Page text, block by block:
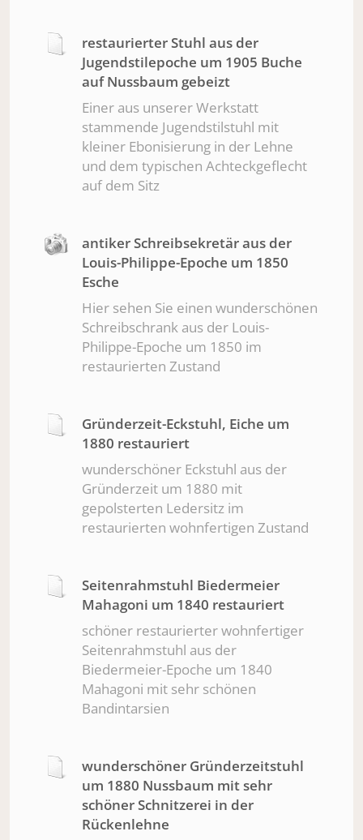
restaurierter Stuhl aus der
Jugendstilepoche um 1905 Buche
auf Nussbaum gebeizt
Einer aus unserer Werkstatt
stammende Jugendstilstuhl mit
kleiner Ebonisierung in der Lehne
und dem typischen Achteckgeflecht
auf dem Sitz
antiker Schreibsekretär aus der
Louis-Philippe-Epoche um 1850
Esche
Hier sehen Sie einen wunderschönen
Schreibschrank aus der Louis-
Philippe-Epoche um 1850 im
restaurierten Zustand
Gründerzeit-Eckstuhl, Eiche um
1880 restauriert
wunderschöner Eckstuhl aus der
Gründerzeit um 1880 mit
gepolsterten Ledersitz im
restaurierten wohnfertigen Zustand
Seitenrahmstuhl Biedermeier
Mahagoni um 1840 restauriert
schöner restaurierter wohnfertiger
Seitenrahmstuhl aus der
Biedermeier-Epoche um 1840
Mahagoni mit sehr schönen
Bandintarsien
wunderschöner Gründerzeitstuhl
um 1880 Nussbaum mit sehr
schöner Schnitzerei in der
Rückenlehne